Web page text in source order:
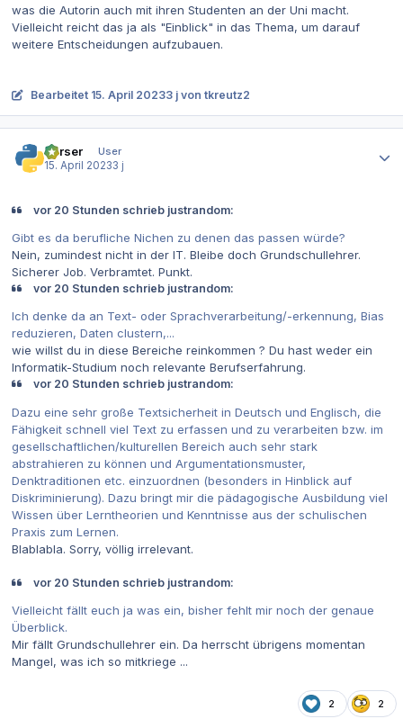
was die Autorin auch mit ihren Studenten an der Uni macht.
Vielleicht reicht das ja als "Einblick" in das Thema, um darauf
weitere Entscheidungen aufzubauen.
Bearbeitet 15. April 20233 j von tkreutz2
Parser
User
15. April 20233 j
vor 20 Stunden schrieb justrandom:
Gibt es da berufliche Nichen zu denen das passen würde?
Nein, zumindest nicht in der IT. Bleibe doch Grundschullehrer.
Sicherer Job. Verbramtet. Punkt.
vor 20 Stunden schrieb justrandom:
Ich denke da an Text- oder Sprachverarbeitung/-erkennung, Bias
reduzieren, Daten clustern,...
wie willst du in diese Bereiche reinkommen ? Du hast weder ein
Informatik-Studium noch relevante Berufserfahrung.
vor 20 Stunden schrieb justrandom:
Dazu eine sehr große Textsicherheit in Deutsch und Englisch, die
Fähigkeit schnell viel Text zu erfassen und zu verarbeiten bzw. im
gesellschaftlichen/kulturellen Bereich auch sehr stark
abstrahieren zu können und Argumentationsmuster,
Denktraditionen etc. einzuordnen (besonders in Hinblick auf
Diskriminierung). Dazu bringt mir die pädagogische Ausbildung viel
Wissen über Lerntheorien und Kenntnisse aus der schulischen
Praxis zum Lernen.
Blablabla. Sorry, völlig irrelevant.
vor 20 Stunden schrieb justrandom:
Vielleicht fällt euch ja was ein, bisher fehlt mir noch der genaue
Überblick.
Mir fällt Grundschullehrer ein. Da herrscht übrigens momentan
Mangel, was ich so mitkriege ...
2 2